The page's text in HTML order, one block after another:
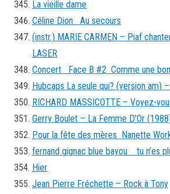
La vieille dame
Céline Dion Au secours
(instr.) MARIE CARMEN – Piaf
LASER
Concert Face B #2 Comme une
Hubcaps La seule qui? (version am)
RICHARD MASSICOTTE – Voyez-
Gerry Boulet – La Femme D’Or
Pour la fête des mères Nanette
fernand gignac blue bayou tu n’es
Hier
Jean Pierre Fréchette – Rock à Tony